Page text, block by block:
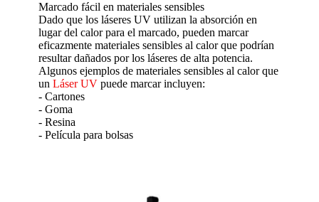
Marcado fácil en materiales sensibles
Dado que los láseres UV utilizan la absorción en
lugar del calor para el marcado, pueden marcar
eficazmente materiales sensibles al calor que podrían
resultar dañados por los láseres de alta potencia.
Algunos ejemplos de materiales sensibles al calor que
un Láser UVpuede marcar incluyen:
- Cartones
- Goma
- Resina
- Película para bolsas